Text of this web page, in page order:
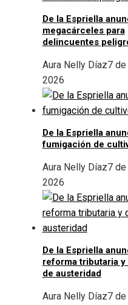
De la Espriella
megacárceles para
delincuentes
Aura Nelly Díaz7
2026
De la Espriella
fumigación de
Aura Nelly Díaz7
2026
De la Espriella
reforma tributaria
de austeridad
Aura Nelly Díaz7